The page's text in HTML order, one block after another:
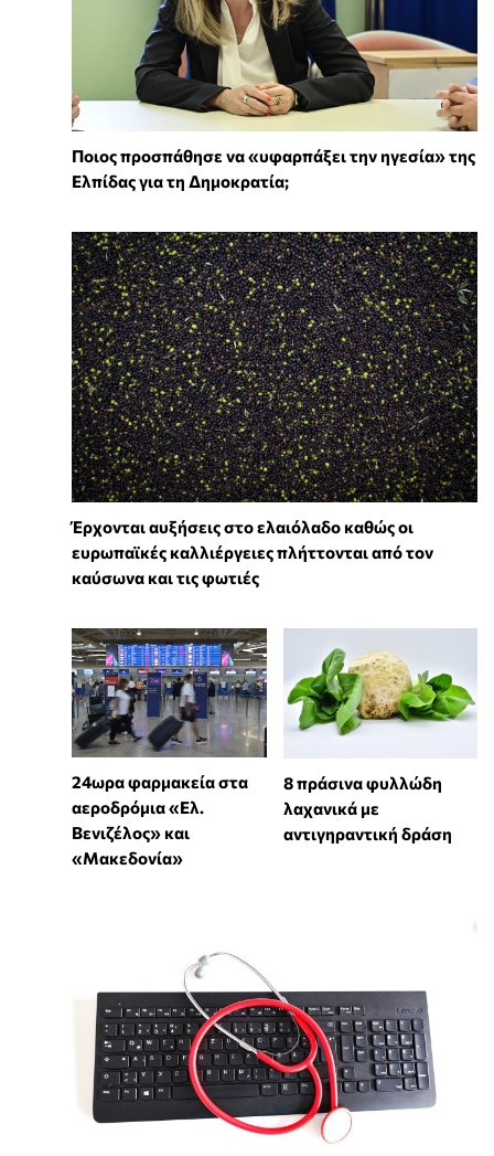
Ποιος προσπάθησε να «υφαρπάξει την ηγεσία» της
Ελπίδας για τη Δημοκρατία;
Έρχονται αυξήσεις στο ελαιόλαδο καθώς οι
ευρωπαϊκές καλλιέργειες πλήττονται από τον
καύσωνα και τις φωτιές
24ωρα φαρμακεία στα
αεροδρόμια «Ελ.
Βενιζέλος» και
«Μακεδονία»
8 πράσινα φυλλώδη
λαχανικά με
αντιγηραντική δράση